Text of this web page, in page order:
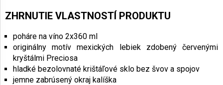
ZHRNUTIE VLASTNOSTÍ PRODUKTU
poháre na víno 2x360 ml
originálny motív mexických lebiek zdobený červenými
kryštálmi Preciosa
hladké bezolovnaté krištáľové sklo bez švov a spojov
jemne zabrúsený okraj kalíška